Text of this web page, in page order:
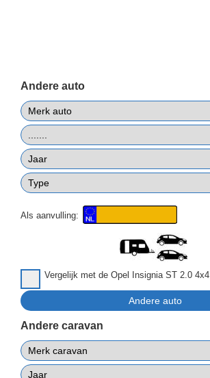
Andere auto
Als aanvulling:
Vergelijk met de Opel Insignia ST 2.0 4x4
Andere caravan